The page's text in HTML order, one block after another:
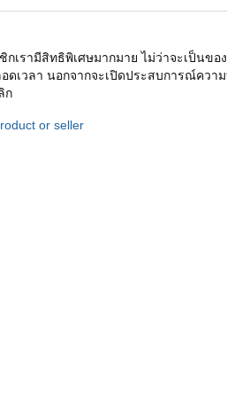
กเรามีสิทธิพิเศษมากมาย ไม่ว่าจะเป็นข
ดเวลา นอกจากจะเปิดประสบการณ์ควา
ก
or seller